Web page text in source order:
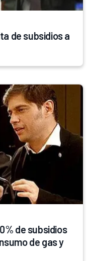
de subsidios a
de subsidios
de gas y